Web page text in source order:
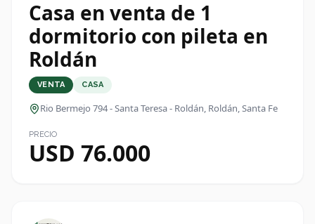
Casa en venta de 1
dormitorio con pileta en
Roldán
VENTA CASA
Rio Bermejo 794 - Santa Teresa - Roldán, Roldán, Santa Fe
PRECIO
USD 76.000